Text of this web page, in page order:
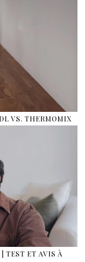
VS. THERMOMIX
TEST ET AVIS À